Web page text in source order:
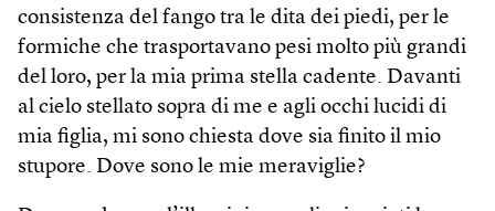
consistenza del fango tra le dita dei piedi, per le
formiche che trasportavano pesi molto più grandi
del loro, per la mia prima stella cadente. Davanti
al cielo stellato sopra di me e agli occhi lucidi di
mia figlia, mi sono chiesta dove sia finito il mio
stupore. Dove sono le mie meraviglie?